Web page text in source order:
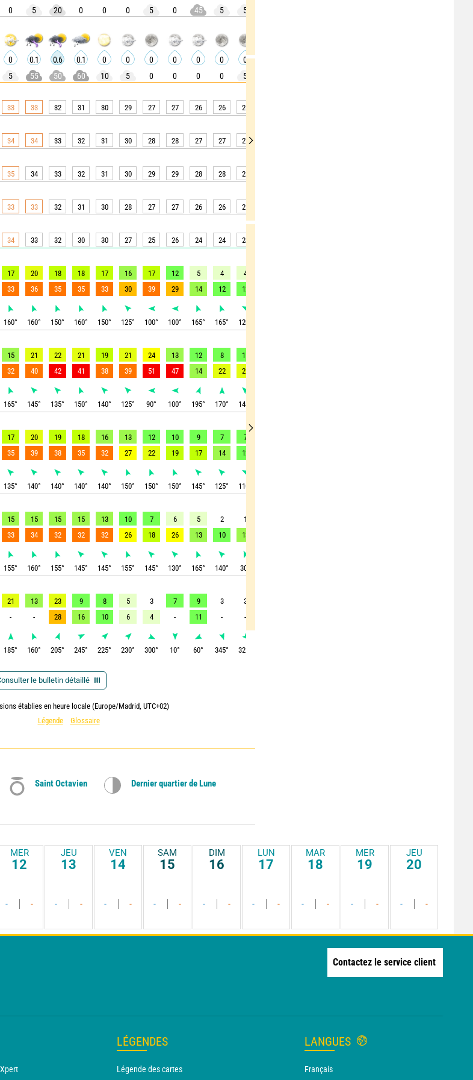
0 5 20 0 0 0 5 0 45 5 5
0 0.1 0.6 0.1 0 0 0 0 0 0 0
5 55 50 60 10 5 0 0 0 0 5
33 33 32 31 30 29 27 27 26 26 26
34 34 33 32 31 30 28 28 27 27 27
35 34 33 32 31 30 29 29 28 28 28
33 33 32 31 30 28 27 27 26 26 25
34 33 32 30 30 27 25 26 24 24 24
17 20 18 18 17 16 17 12 5 4 4
33 36 35 35 33 30 39 29 14 12 12
160° 160° 150° 160° 150° 125° 100° 100° 165° 165° 120
15 21 22 21 19 21 24 13 12 8 11
32 40 42 41 38 39 51 47 14 22 21
165° 145° 135° 150° 140° 125° 90° 100° 195° 170° 140
17 20 19 18 16 13 12 10 9 7 7
35 39 38 35 32 27 22 19 17 14 12
135° 140° 140° 140° 140° 150° 150° 150° 145° 125° 110
15 15 15 15 13 10 7 6 5 2 1
33 34 32 32 32 26 18 26 13 10 13
155° 160° 155° 145° 145° 155° 145° 130° 165° 140° 30
21 13 23 9 8 5 3 7 9 3 3
- - 28 16 10 6 4 - 11 - -
185° 160° 205° 245° 225° 230° 300° 10° 60° 345° 325
le bulletin détaillé
établies en heure locale (Europe/Madrid, UTC+02)
Légende
Glossaire
Saint Octavien Dernier quartier de Lune
MER
12
- -
JEU
13
- -
VEN
14
- -
SAM
15
- -
DIM
16
- -
LUN
17
- -
MAR
18
- -
MER
19
- -
JEU
20
- -
Contactez le service client
LÉGENDES
Légende des cartes
LANGUES
Français